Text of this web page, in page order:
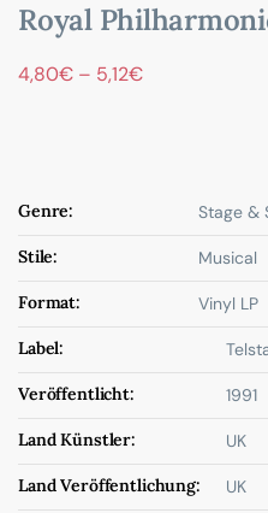
Royal
4,80€ – 5,12€
Genre: Stage &
Stile: Musical
Format: Vinyl LP
Label:
Veröffentlicht: 1991
Land Künstler: UK
Land Veröffentlichung: UK